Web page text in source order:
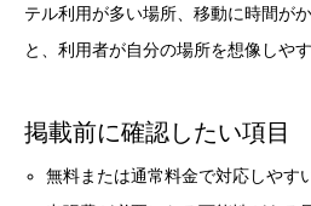
テル利用が多い場所、移動に時間が
と、利用者が自分の場所を想像しや
掲載前に確認したい項目
無料または通常料金で対応しやす